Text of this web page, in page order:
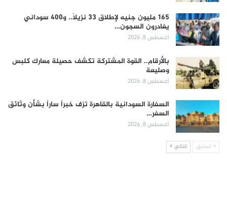
165 مليون جنيه لإطلاق 33 نزيلاً.. و400 سوداني
يغادرون السجون…
أغسطس 8, 2026
بالأرقام.. القوة المشتركة تكشف حصيلة معارك كلبس
وصليعة
أغسطس 8, 2026
السفارة السودانية بالقاهرة تزف خبراً ساراً بشأن وثائق
السفر…
أغسطس 8, 2026
السابق التالي